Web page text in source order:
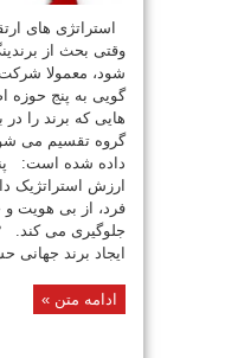
وقتی بحث از
شود، معمولا
گویی به پنج حوزه
هایی که برند را
گروه تقسیم می
داده شده است: پنج
فرد، از بی هویت
ایجاد برند جهانی
ادامه متن »